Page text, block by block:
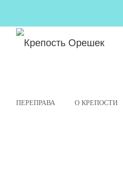
ПЕРЕПРАВА О КРЕПОСТИ